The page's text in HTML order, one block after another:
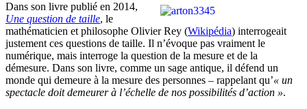
Dans son livre publié en 2014,
Une question de taille, le
mathématicien et philosophe Olivier Rey (Wikipédia) interrogeait
justement ces questions de taille. Il n’évoque pas vraiment le
numérique, mais interroge la question de la mesure et de la
démesure. Dans son livre, comme un sage antique, il défend un
monde qui demeure à la mesure des personnes – rappelant qu’« un
spectacle doit demeurer à l’échelle de nos possibilités d’action ».